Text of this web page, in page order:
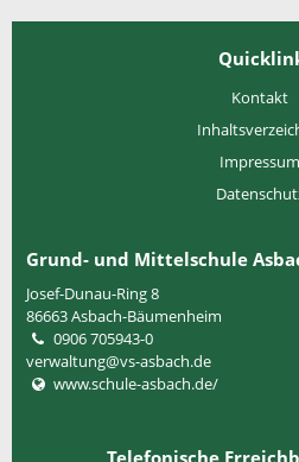
Kontakt
Impressum
Grund- und Mittelschule
Josef-Dunau-Ring 8
86663Asbach-Bäumenheim
0906 705943-0
verwaltung@vs-asbach.de
www.schule-asbach.de/